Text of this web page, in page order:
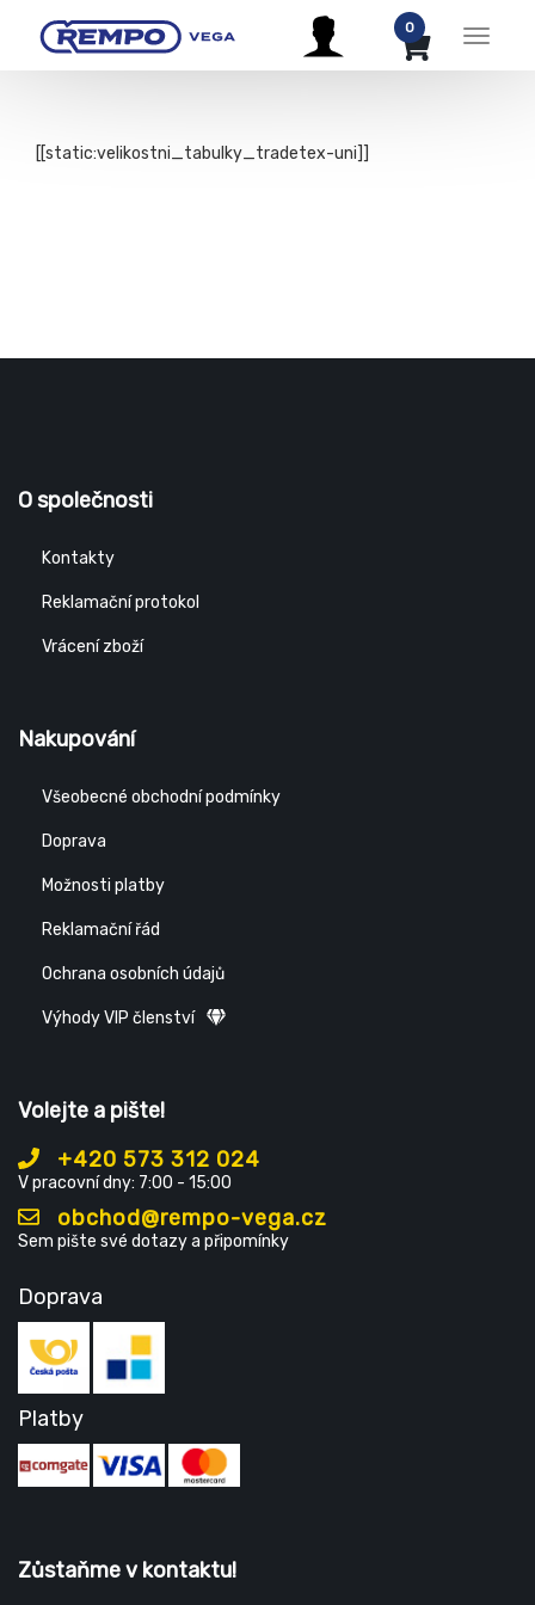
Menu
0
[[static:velikostni_tabulky_tradetex-uni]]
O společnosti
Kontakty
Reklamační protokol
Vrácení zboží
Nakupování
Všeobecné obchodní podmínky
Doprava
Možnosti platby
Reklamační řád
Ochrana osobních údajů
Výhody VIP členství
Volejte a pište!
+420 573 312 024
V pracovní dny: 7:00 - 15:00
obchod@rempo-vega.cz
Sem pište své dotazy a připomínky
Doprava
Platby
Zůstaňme v kontaktu!